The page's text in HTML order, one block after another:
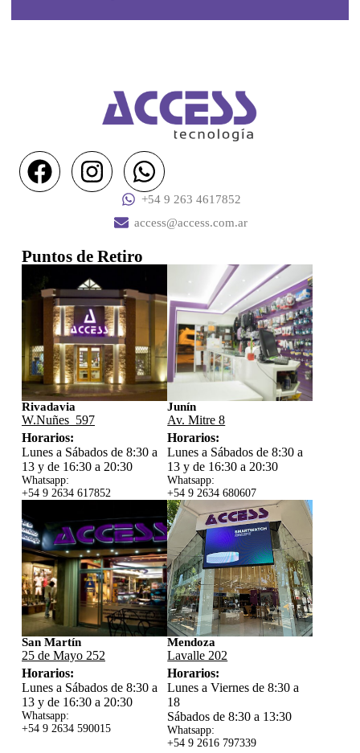
+54 9 263 4617852
access@access.com.ar
Puntos de Retiro
Rivadavia
W.Nuñes 597
Horarios:
Lunes a Sábados de 8:30 a
13 y de 16:30 a 20:30
Whatsapp:
+54 9 2634 617852
Junín
Av. Mitre 8
Horarios:
Lunes a Sábados de 8:30 a
13 y de 16:30 a 20:30
Whatsapp:
+54 9 2634 680607
San Martín
25 de Mayo 252
Horarios:
Lunes a Sábados de 8:30 a
13 y de 16:30 a 20:30
Whatsapp:
+54 9 2634 590015
Mendoza
Lavalle 202
Horarios:
Lunes a Viernes de 8:30 a
18
Sábados de 8:30 a 13:30
Whatsapp:
+54 9 2616 797339